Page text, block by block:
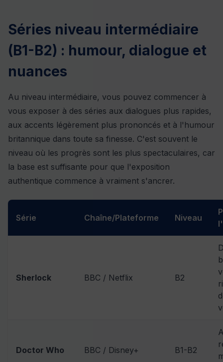
Séries niveau intermédiaire
(B1-B2) : humour, dialogue et
nuances
Au niveau intermédiaire, vous pouvez commencer à
vous exposer à des séries aux dialogues plus rapides,
aux accents légèrement plus prononcés et à l'humour
britannique dans toute sa finesse. C'est souvent le
niveau où les progrès sont les plus spectaculaires, car
la base est suffisante pour que l'exposition
authentique commence à vraiment s'ancrer.
Série Chaîne/Plateforme Niveau
Sherlock BBC / Netflix B2
Doctor Who BBC / Disney+ B1-B2